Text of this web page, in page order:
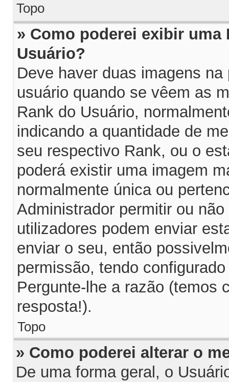
Topo
» Como poderei exibir uma
Usuário?
Deve haver duas imagens
usuário quando se vêem as
Rank do Usuário,
indicando a quantidade de
seu respectivo Rank, ou o
poderá existir uma imagem
normalmente única ou
Administrador permitir ou
utilizadores podem enviar
enviar o seu, então
permissão, tendo
Pergunte-lhe a razão (temos
resposta!).
Topo
» Como poderei alterar o
De uma forma geral, o